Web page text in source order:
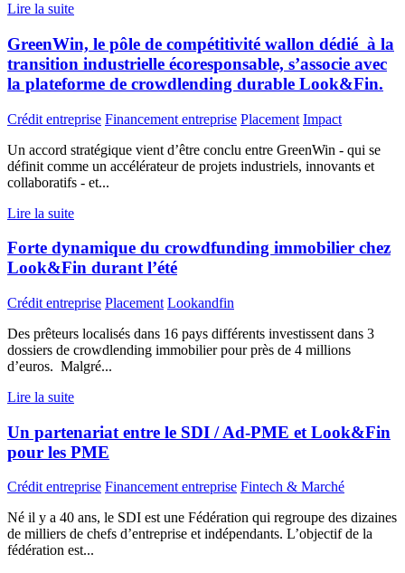
Lire la suite
GreenWin, le pôle de compétitivité wallon dédié à la
transition industrielle écoresponsable, s’associe avec
la plateforme de crowdlending durable Look&Fin.
Crédit entreprise Financement entreprise Placement Impact
Un accord stratégique vient d’être conclu entre GreenWin - qui se
définit comme un accélérateur de projets industriels, innovants et
collaboratifs - et...
Lire la suite
Forte dynamique du crowdfunding immobilier chez
Look&Fin durant l’été
Crédit entreprise Placement Lookandfin
Des prêteurs localisés dans 16 pays différents investissent dans 3
dossiers de crowdlending immobilier pour près de 4 millions
d’euros. Malgré...
Lire la suite
Un partenariat entre le SDI / Ad-PME et Look&Fin
pour les PME
Crédit entreprise Financement entreprise Fintech & Marché
Né il y a 40 ans, le SDI est une Fédération qui regroupe des dizaines
de milliers de chefs d’entreprise et indépendants. L’objectif de la
fédération est...